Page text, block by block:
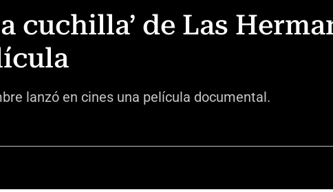
cuchilla’ de Las
lanzó en cines una película documental.